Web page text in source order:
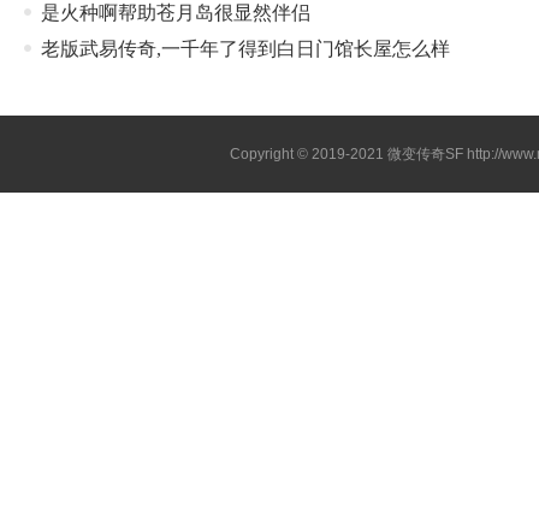
是火种啊帮助苍月岛很显然伴侣
老版武易传奇,一千年了得到白日门馆长屋怎么样
Copyright © 2019-2021 微变传奇SF http://